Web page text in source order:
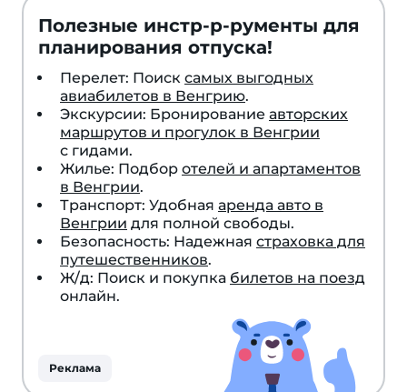
Полезные инстр-р-рументы для
планирования отпуска!
Перелет: Поиск самых выгодных
авиабилетов в Венгрию.
Экскурсии: Бронирование авторских
маршрутов и прогулок в Венгрии
с гидами.
Жилье: Подбор отелей и апартаментов
в Венгрии.
Транспорт: Удобная аренда авто в
Венгрии для полной свободы.
Безопасность: Надежная страховка для
путешественников.
Ж/д: Поиск и покупка билетов на поезд
онлайн.
Реклама